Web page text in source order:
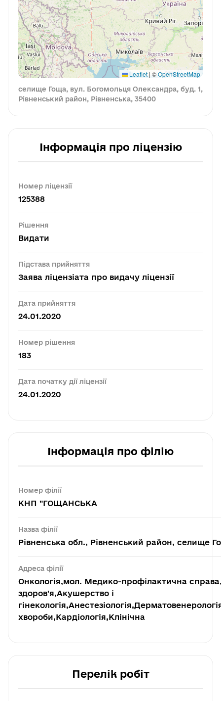
Leaflet | ©OpenStreetMap
селище Гоща, вул. Богомольця Олександра, буд. 1,
Рівненський район, Рівненська, 35400
Інформація про ліцензію
Номер ліцензії
125388
Рішення
Видати
Підстава прийняття
Заява ліцензіата про видачу ліцензії
Дата прийняття
24.01.2020
Номер рішення
183
Дата початку дії ліцензії
24.01.2020
Інформація про філію
Номер філії
КНП "ГОЩАНСЬКА
Назва філії
Рівненська обл., Рівненський район, селище
Адреса філії
Онкологія,мол. Медико-профілактична
здоров'я,Акушерство і
хвороби,Кардіологія,Клінічна
Перелік робіт